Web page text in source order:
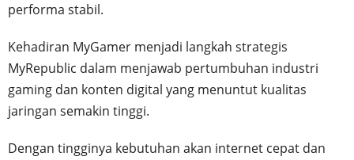
performa stabil.
Kehadiran MyGamer menjadi langkah strategis
MyRepublic dalam menjawab pertumbuhan industri
gaming dan konten digital yang menuntut kualitas
jaringan semakin tinggi.
Dengan tingginya kebutuhan akan internet cepat dan